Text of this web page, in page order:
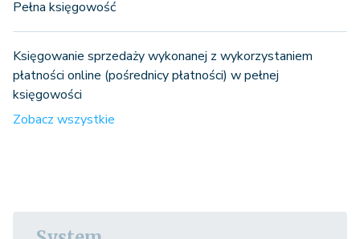
Pełna księgowość
Księgowanie sprzedaży wykonanej z wykorzystaniem
płatności online (pośrednicy płatności) w pełnej
księgowości
Zobacz wszystkie